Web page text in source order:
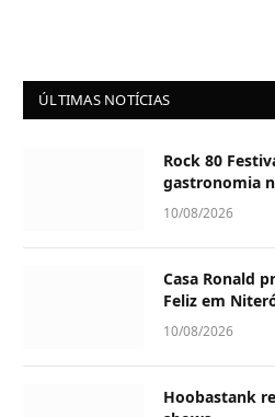
ÚLTIMAS NOTÍCIAS
Rock 80
gastronomia
10/08/2026
Casa Ronald
Feliz em
10/08/2026
Hoobastank